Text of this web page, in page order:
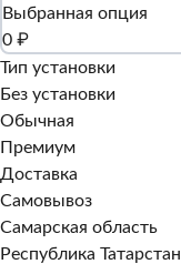
Выбранная опция
0 ₽
Тип установки
Без установки
Обычная
Премиум
Доставка
Самовывоз
Самарская область
Республика Татарстан